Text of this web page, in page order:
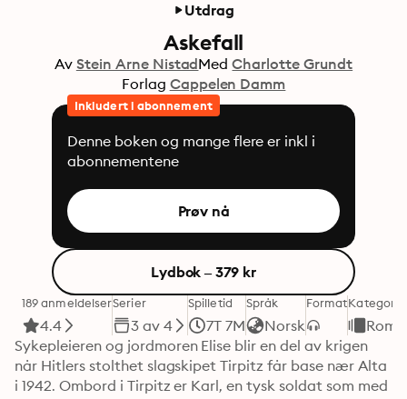
Utdrag
Askefall
Av Stein Arne NistadMed Charlotte Grundt
Forlag Cappelen Damm
Inkludert i abonnement
Denne boken og mange flere er inkl i
abonnementene
Prøv nå
Lydbok – 379 kr
189 anmeldelser
4.4
Serier
3 av 4
Spilletid
7T 7M
Språk
Norsk
FormatKategori
Sykepleieren og jordmoren Elise blir en del av krigen
når Hitlers stolthet slagskipet Tirpitz får base nær Alta
i 1942. Ombord i Tirpitz er Karl, en tysk soldat som med